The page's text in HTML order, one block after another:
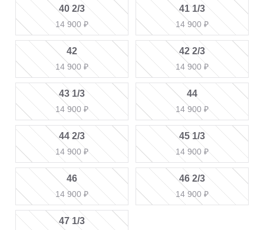
40 2/3
14 900 ₽
41 1/3
14 900 ₽
42
14 900 ₽
42 2/3
14 900 ₽
43 1/3
14 900 ₽
44
14 900 ₽
44 2/3
14 900 ₽
45 1/3
14 900 ₽
46
14 900 ₽
46 2/3
14 900 ₽
47 1/3